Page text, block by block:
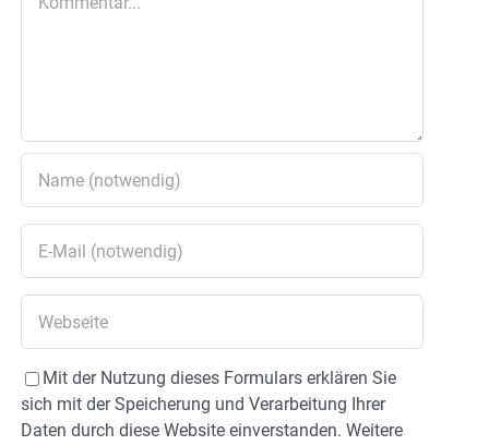
Mit der Nutzung dieses Formulars erklären Sie
sich mit der Speicherung und Verarbeitung Ihrer
Daten durch diese Website einverstanden. Weitere